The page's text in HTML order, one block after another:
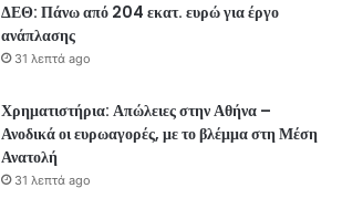
ΔΕΘ: Πάνω από 204 εκατ. ευρώ για έργο
ανάπλασης
31 λεπτά ago
Χρηματιστήρια: Απώλειες στην Αθήνα –
Ανοδικά οι ευρωαγορές, με το βλέμμα στη Μέση
Ανατολή
31 λεπτά ago